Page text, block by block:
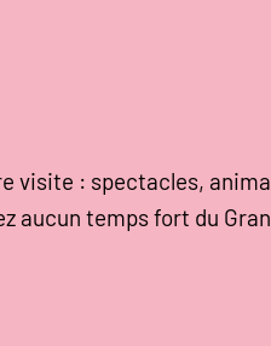
visite : spectacles,
aucun temps fort du